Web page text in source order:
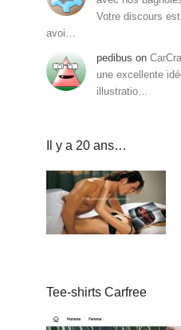
Votre discours
avoi…
pedibus on
une excellente
illustratio…
Il y a 20 ans…
Tee-shirts Carfree